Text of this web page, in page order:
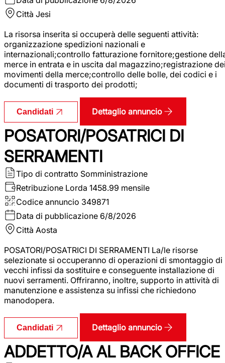
Città Jesi
La risorsa inserita si occuperà delle seguenti attività:
organizzazione spedizioni nazionali e
internazionali;controllo fatturazione fornitore;gestione
merce in entrata e in uscita dal magazzino;registrazione
movimenti della merce;controllo delle bolle, dei codici e i
documenti di trasporto dei prodotti;
Candidati Dettaglio annuncio
POSATORI/POSATRICI DI
SERRAMENTI
Tipo di contratto Somministrazione
Retribuzione Lorda 1458.99 mensile
Codice annuncio 349871
Data di pubblicazione 6/8/2026
Città Aosta
POSATORI/POSATRICI DI SERRAMENTI La/le risorse
selezionate si occuperanno di operazioni di smontaggio di
vecchi infissi da sostituire e conseguente installazione di
nuovi serramenti. Offriranno, inoltre, supporto in attività di
manutenzione e assistenza su infissi che richiedono
manodopera.
Candidati Dettaglio annuncio
ADDETTO/A AL BACK OFFICE